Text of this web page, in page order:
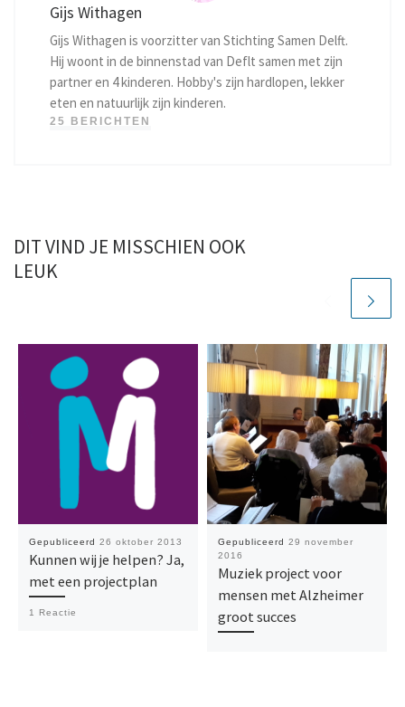
Gijs Withagen
Gijs Withagen is voorzitter van Stichting Samen Delft.
Hij woont in de binnenstad van Deflt samen met zijn
partner en 4 kinderen. Hobby's zijn hardlopen, lekker
eten en natuurlijk zijn kinderen.
25 BERICHTEN
DIT VIND JE MISSCHIEN OOK
LEUK
Gepubliceerd 26 oktober 2013
Kunnen wij je helpen? Ja,
met een projectplan
1 Reactie
Gepubliceerd 29 november
2016
Muziek project voor
mensen met Alzheimer
groot succes